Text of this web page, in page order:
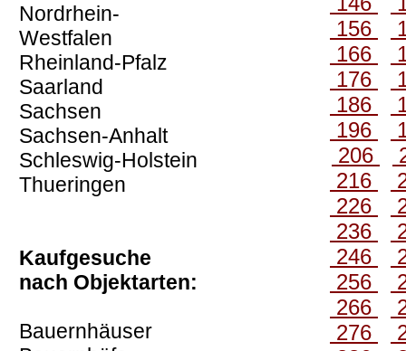
Nordrhein-
Westfalen
Rheinland-Pfalz
Saarland
Sachsen
Sachsen-Anhalt
Schleswig-Holstein
Thueringen
Kaufgesuche
nach Objektarten:
Bauernhäuser
156
166
176
186
196
206
216
226
236
246
256
266
276